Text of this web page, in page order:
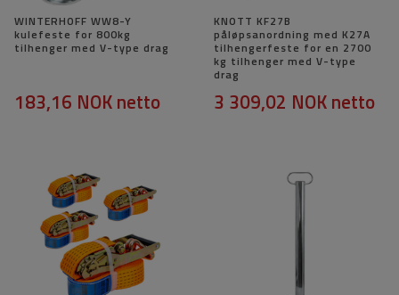
WINTERHOFF WW8-Y
kulefeste for 800kg
tilhenger med V-type drag
183,16 NOKnetto
KNOTT KF27B
påløpsanordning med K27A
tilhengerfeste for en 2700
kg tilhenger med V-type
drag
3 309,02 NOKnetto